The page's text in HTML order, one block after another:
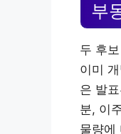
부
두 후
이미
은 발
분, 이
물량에